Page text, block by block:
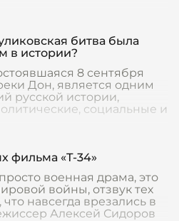
битва была
в истории?
8 сентября
Дон, является одним
русской истории,
социальные и
фильма «Т-34»
военная драма, это
войны, отзвук тех
навсегда врезались в
Алексей Сидоров